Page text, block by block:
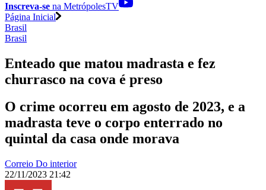
Inscreva-se na MetrópolesTV
Página Inicial
Brasil
Brasil
Enteado que matou madrasta e fez
churrasco na cova é preso
O crime ocorreu em agosto de 2023, e a
madrasta teve o corpo enterrado no
quintal da casa onde morava
Correio Do interior
22/11/2023 21:42